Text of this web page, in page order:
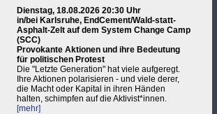
Dienstag, 18.08.2026 20:30 Uhr
in/bei Karlsruhe, EndCement/Wald-statt-
Asphalt-Zelt auf dem System Change Camp
(SCC)
Provokante Aktionen und ihre Bedeutung
für politischen Protest
Die "Letzte Generation" hat viele aufgeregt.
Ihre Aktionen polarisieren - und viele derer,
die Macht oder Kapital in ihren Händen
halten, schimpfen auf die Aktivist*innen.
[mehr]